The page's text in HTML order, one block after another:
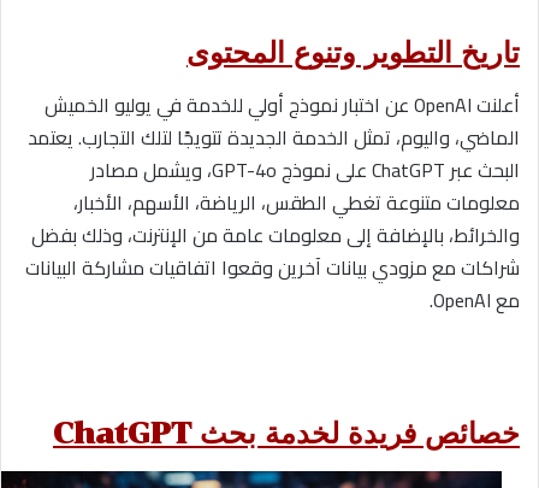
تاريخ التطوير وتنوع المحتوى
أعلنت OpenAI عن اختبار نموذج أولي للخدمة في يوليو الخميش
الماضي، واليوم، تمثل الخدمة الجديدة تتويجًا لتلك التجارب. يعتمد
البحث عبر ChatGPT على نموذج GPT-4o، ويشمل مصادر
معلومات متنوعة تغطي الطقس، الرياضة، الأسهم، الأخبار،
والخرائط، بالإضافة إلى معلومات عامة من الإنترنت، وذلك بفضل
شراكات مع مزودي بيانات آخرين وقعوا اتفاقيات مشاركة البيانات
مع OpenAI.
خصائص فريدة لخدمة بحث ChatGPT